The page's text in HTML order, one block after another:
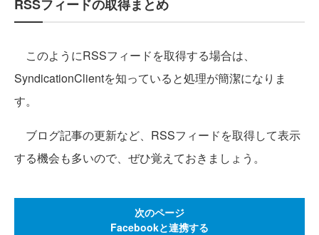
RSSフィードの取得まとめ
このようにRSSフィードを取得する場合は、
SyndicationClientを知っていると処理が簡潔になりま
す。
ブログ記事の更新など、RSSフィードを取得して表示
する機会も多いので、ぜひ覚えておきましょう。
次のページ
Facebookと連携する